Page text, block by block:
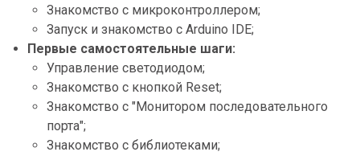
Знакомство с микроконтроллером;
Запуск и знакомство с Arduino IDE;
Первые самостоятельные шаги:
Управление светодиодом;
Знакомство с кнопкой Reset;
Знакомство с "Монитором последовательного
порта";
Знакомство с библиотеками;